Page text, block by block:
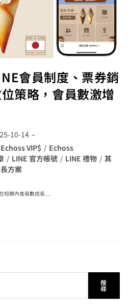
會員制度、票券銷
策略，會員數激增
10-14
Echoss VIP$ / Echoss
/ LINE 官方帳號 / LINE 禮物 / 其
方案
短期內會員數成長 ...
搜
尋